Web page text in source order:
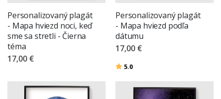
Personalizovaný plagát
- Mapa hviezd noci, keď
sme sa stretli - Čierna
téma
17,00 €
Personalizovaný plagát
- Mapa hviezd podľa
dátumu
17,00 €
Hodnotenie:
5.0